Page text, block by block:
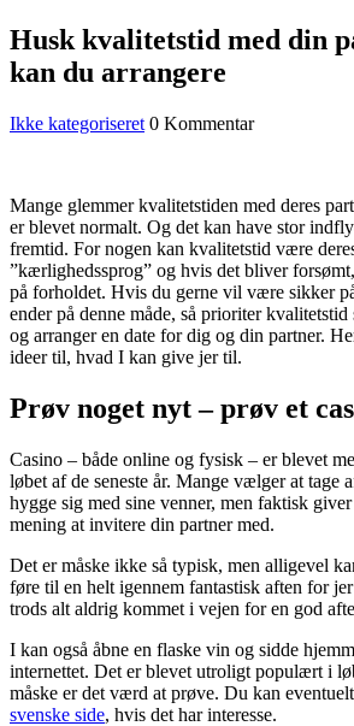
Husk kvalitetstid med din
kan du arrangere
Ikke kategoriseret 0 Kommentar
Mange glemmer kvalitetstiden med deres
er blevet normalt. Og det kan have stor
fremtid. For nogen kan kvalitetstid være
”kærlighedssprog” og hvis det bliver
på forholdet. Hvis du gerne vil være sikker
ender på denne måde, så prioriter
og arranger en date for dig og din partner.
ideer til, hvad I kan give jer til.
Prøv noget nyt – prøv et
Casino – både online og fysisk – er blevet
løbet af de seneste år. Mange vælger at tage
hygge sig med sine venner, men faktisk
mening at invitere din partner med.
Det er måske ikke så typisk, men alligevel
føre til en helt igennem fantastisk aften for
trods alt aldrig kommet i vejen for en god
I kan også åbne en flaske vin og sidde
internettet. Det er blevet utroligt populært i
måske er det værd at prøve. Du kan
svenske side, hvis det har interesse.